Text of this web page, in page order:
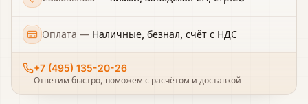
Оплата — Наличные, безнал, счёт с НДС
+7 (495) 135-20-26
Ответим быстро, поможем с расчётом и доставкой